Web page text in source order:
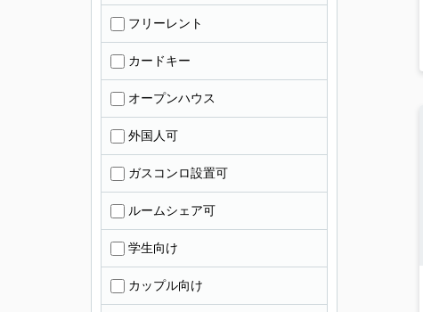
フリーレント
カードキー
オープンハウス
外国人可
ガスコンロ設置可
ルームシェア可
学生向け
カップル向け